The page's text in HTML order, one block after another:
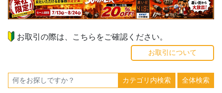
お取引の際は、こちらをご確認ください。
お取引について